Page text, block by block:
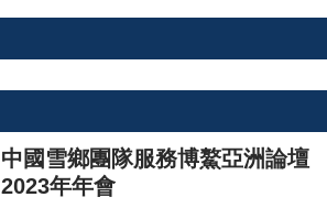
中國雪鄉團隊服務博鰲亞洲論壇
2023年年會